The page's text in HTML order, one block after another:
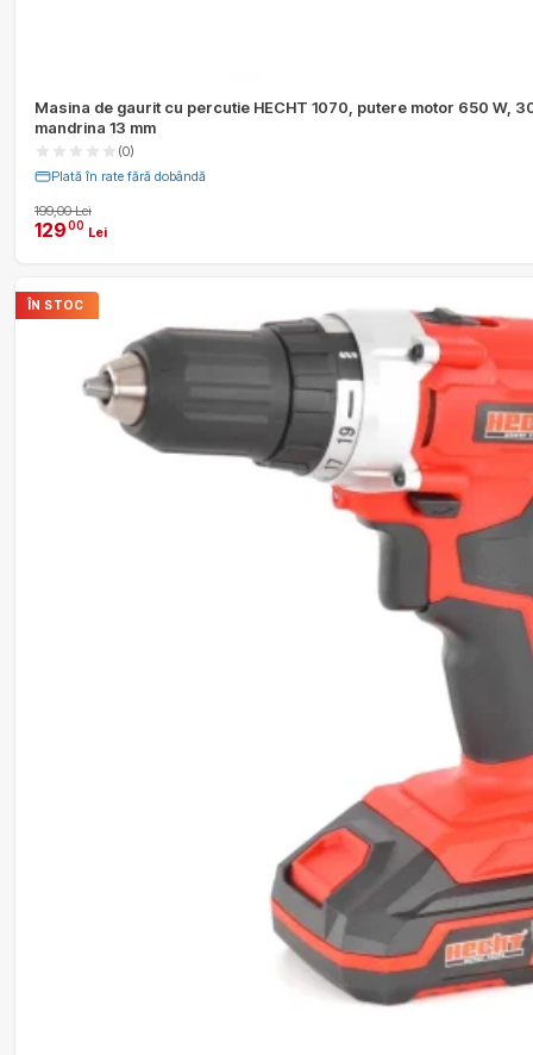
Masina de gaurit cu percutie HECHT 1070, putere motor 650 W,
mandrina 13 mm
(0)
Plată în rate fără dobândă
199,00 Lei
12900 Lei
ÎN STOC